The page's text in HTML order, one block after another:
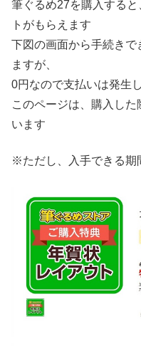
筆ぐるめ27を購入する
トがもらえます
下図の画面から手続きで
ますが、
0円なので支払いは発生
このページは、購入し
います
※ただし、入手できる期